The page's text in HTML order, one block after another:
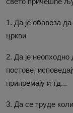
1. Да је обавеза
цркви
2. Да је
постове,
припремају и тд...
3. Да се труде